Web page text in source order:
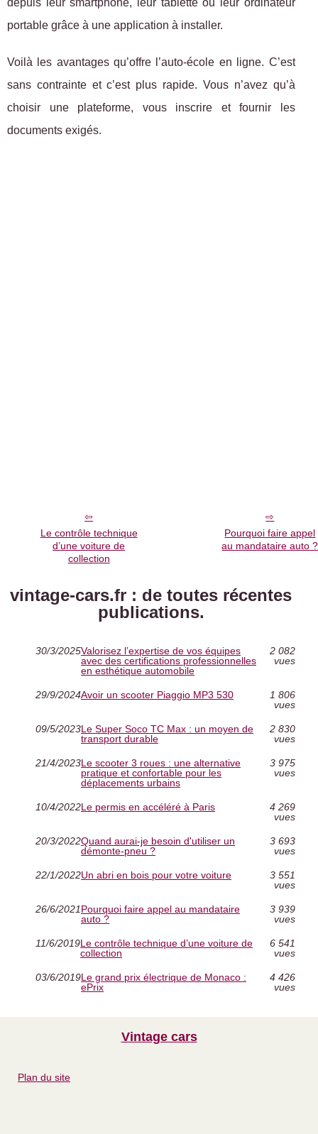
depuis leur smartphone, leur tablette ou leur ordinateur
portable grâce à une application à installer.
Voilà les avantages qu’offre l’auto-école en ligne. C’est
sans contrainte et c’est plus rapide. Vous n’avez qu’à
choisir une plateforme, vous inscrire et fournir les
documents exigés.
Le contrôle technique
d’une voiture de
collection
Pourquoi faire appel
au mandataire auto ?
vintage-cars.fr : de toutes récentes
publications.
30/3/2025Valorisez l’expertise de vos équipes
avec des certifications professionnelles
en esthétique automobile
2 082
vues
29/9/2024Avoir un scooter Piaggio MP3 530
1 806
vues
09/5/2023Le Super Soco TC Max : un moyen de
transport durable
2 830
vues
21/4/2023Le scooter 3 roues : une alternative
pratique et confortable pour les
déplacements urbains
3 975
vues
10/4/2022Le permis en accéléré à Paris
4 269
vues
20/3/2022Quand aurai-je besoin d'utiliser un
démonte-pneu ?
3 693
vues
22/1/2022Un abri en bois pour votre voiture
3 551
vues
26/6/2021Pourquoi faire appel au mandataire
auto ?
3 939
vues
11/6/2019Le contrôle technique d’une voiture de
collection
6 541
vues
03/6/2019Le grand prix électrique de Monaco :
ePrix
4 426
vues
Vintage cars
Plan du site